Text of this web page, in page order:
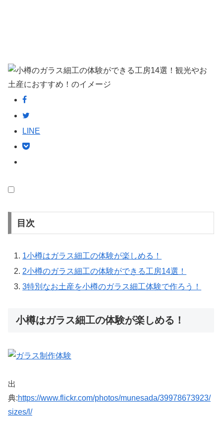
LINE
目次
1小樽はガラス細工の体験が楽しめる！
2小樽のガラス細工の体験ができる工房14選！
3特別なお土産を小樽のガラス細工体験で作ろう！
小樽はガラス細工の体験が楽しめる！
出
典:https://www.flickr.com/photos/munesada/39978673923/
sizes/l/